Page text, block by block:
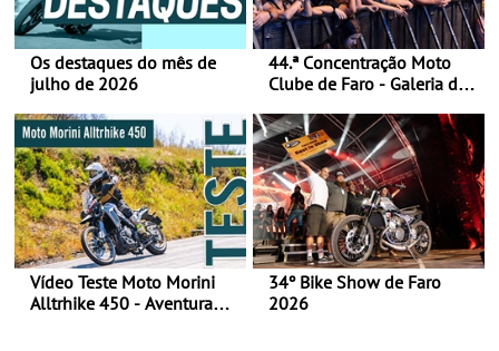
Os destaques do mês de
julho de 2026
44.ª Concentração Moto
Clube de Faro - Galeria de
Vídeo Teste Moto Morini
Alltrhike 450 - Aventura
34º Bike Show de Faro
2026